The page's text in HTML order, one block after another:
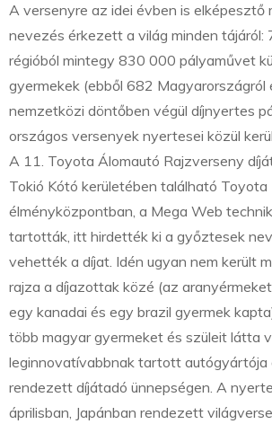
A versenyre az idei évben is elképesztő
nevezés érkezett a világ minden tájáról:
régióból mintegy 830 000 pályaművet
gyermekek (ebből 682
nemzetközi döntőben végül díjnyertes
országos versenyek nyertesei közül
A 11. Toyota Álomautó Rajzverseny
Tokió Kótó kerületében található Toyota
élményközpontban, a Mega Web
tartották, itt hirdették ki a győztesek
vehették a díjat. Idén ugyan nem került
rajza a díjazottak közé (az
egy kanadai és egy brazil gyermek
több magyar gyermeket és szüleit látta
leginnovatívabbnak tartott autógyártója
rendezett díjátadó ünnepségen. A
áprilisban, Japánban rendezett